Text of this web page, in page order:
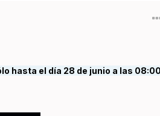
hasta el día 28 de junio a las 08:00